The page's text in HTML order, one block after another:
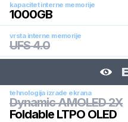
kapacitet interne memorije
1000GB
vrsta interne memorije
UFS 4.0
tehnologija izrade ekrana
Dynamic AMOLED 2X
Foldable LTPO OLED